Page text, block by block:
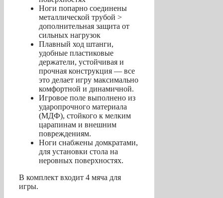
Ноги попарно соединены
металлической трубой >
дополнительная защита от
сильных нагрузок
Плавный ход штанги,
удобные пластиковые
держатели, устойчивая и
прочная конструкция — все
это делает игру максимально
комфортной и динамичной.
Игровое поле выполнено из
ударопрочного материала
(МДФ), стойкого к мелким
царапинам и внешним
повреждениям.
Ноги снабжены домкратами,
для установки стола на
неровных поверхностях.
В комплект входит 4 мяча для
игры.